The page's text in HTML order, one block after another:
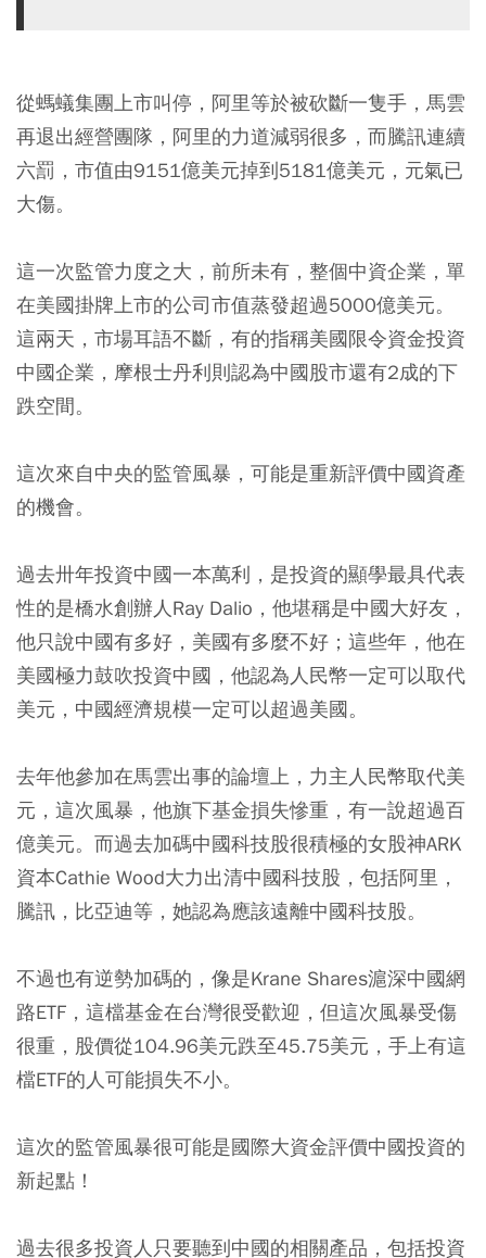
從螞蟻集團上市叫停，阿里等於被砍斷一隻手，馬雲
再退出經營團隊，阿里的力道減弱很多，而騰訊連續
六罰，市值由9151億美元掉到5181億美元，元氣已
大傷。
這一次監管力度之大，前所未有，整個中資企業，單
在美國掛牌上市的公司市值蒸發超過5000億美元。
這兩天，市場耳語不斷，有的指稱美國限令資金投資
中國企業，摩根士丹利則認為中國股市還有2成的下
跌空間。
這次來自中央的監管風暴，可能是重新評價中國資產
的機會。
過去卅年投資中國一本萬利，是投資的顯學最具代表
性的是橋水創辦人Ray Dalio，他堪稱是中國大好友，
他只說中國有多好，美國有多麼不好；這些年，他在
美國極力鼓吹投資中國，他認為人民幣一定可以取代
美元，中國經濟規模一定可以超過美國。
去年他參加在馬雲出事的論壇上，力主人民幣取代美
元，這次風暴，他旗下基金損失慘重，有一說超過百
億美元。而過去加碼中國科技股很積極的女股神ARK
資本Cathie Wood大力出清中國科技股，包括阿里，
騰訊，比亞迪等，她認為應該遠離中國科技股。
不過也有逆勢加碼的，像是Krane Shares滬深中國網
路ETF，這檔基金在台灣很受歡迎，但這次風暴受傷
很重，股價從104.96美元跌至45.75美元，手上有這
檔ETF的人可能損失不小。
這次的監管風暴很可能是國際大資金評價中國投資的
新起點！
過去很多投資人只要聽到中國的相關產品，包括投資